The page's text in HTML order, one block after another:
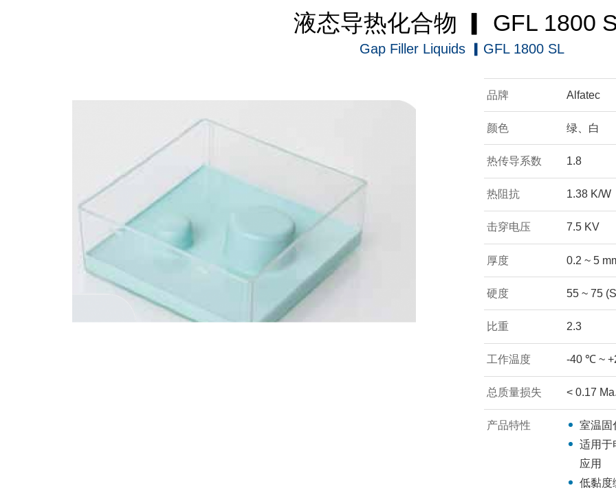
液态导热化合物 ▎ GFL 1800
Gap Filler Liquids ▎GFL 1800 SL
品牌 Alfatec
颜色 绿、白
热传导系数 1.8
热阻抗 1.38 K/W
击穿电压 7.5 KV
厚度 0.2 ~ 5
硬度 55 ~ 75
比重 2.3
工作温度 -40 ℃ ~
总质量损失 < 0.17
产品特性
室温固
适用于
应用
低黏度